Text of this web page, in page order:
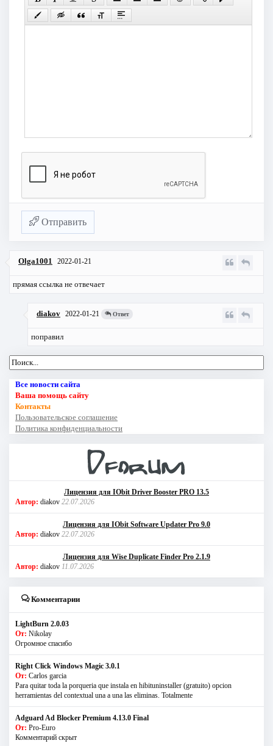
Отправить
Olga1001 2022-01-21
прямая ссылка не отвечает
diakov 2022-01-21 Ответ
поправил
Все новости сайта
Ваша помощь сайту
Контакты
Пользовательское соглашение
Политика конфиденциальности
Лицензия для IObit Driver Booster PRO 13.5
Автор: diakov 22.07.2026
Лицензия для IObit Software Updater Pro 9.0
Автор: diakov 22.07.2026
Лицензия для Wise Duplicate Finder Pro 2.1.9
Автор: diakov 11.07.2026
Комментарии
LightBurn 2.0.03
От: Nikolay
Огромное спасибо
Right Click Windows Magic 3.0.1
От: Carlos garcia
Para quitar toda la porqueria que instala en hibituninstaller (gratuito) opcion
herramientas del contextual una a una las eliminas. Totalmente
Adguard Ad Blocker Premium 4.13.0 Final
От: Pro-Euro
Комментарий скрыт